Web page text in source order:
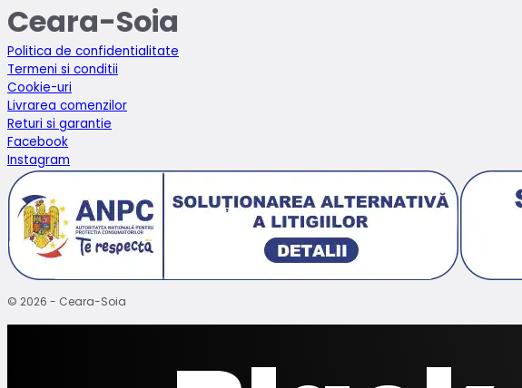
Ceara-Soia
Politica de confidentialitate
Termeni si conditii
Cookie-uri
Livrarea comenzilor
Returi si garantie
Facebook
Instagram
© 2026 - Ceara-Soia